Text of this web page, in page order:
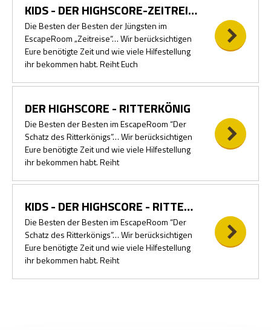
KIDS - DER HIGHSCORE-ZEITREISE
Die Besten der Besten der Jüngsten im
EscapeRoom „Zeitreise“… Wir berücksichtigen
Eure benötigte Zeit und wie viele Hilfestellung
ihr bekommen habt. Reiht Euch
DER HIGHSCORE - RITTERKÖNIG
Die Besten der Besten im EscapeRoom “Der
Schatz des Ritterkönigs”… Wir berücksichtigen
Eure benötigte Zeit und wie viele Hilfestellung
ihr bekommen habt. Reiht
KIDS - DER HIGHSCORE - RITTERKÖNIG
Die Besten der Besten im EscapeRoom “Der
Schatz des Ritterkönigs”… Wir berücksichtigen
Eure benötigte Zeit und wie viele Hilfestellung
ihr bekommen habt. Reiht